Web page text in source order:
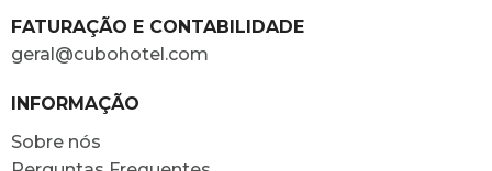
FATURAÇÃO E CONTABILIDADE
geral@cubohotel.com
INFORMAÇÃO
Sobre nós